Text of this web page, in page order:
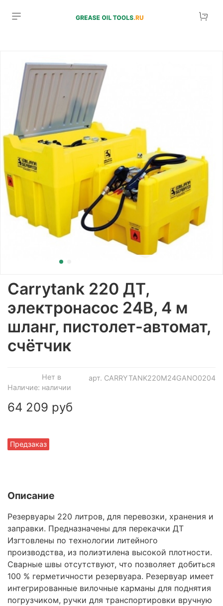
арт. CARRYTANK220M24GANO0204
Наличие:
Нет в
наличии
Предзаказ
Carrytank 220 ДТ,
электронасос 24В, 4 м
шланг, пистолет-автомат,
счётчик
64 209 руб
Описание
Резервуары 220 литров, для перевозки, хранения и
заправки. Предназначены для перекачки ДТ
Изгтовлены по технологии литейного
производства, из полиэтилена высокой плотности.
Сварные швы отсутствуют, что позволяет добиться
100 % герметичности резервуара. Резервуар имеет
интегрированные вилочные карманы для поднятия
погрузчиком, ручки для транспортировки вручную